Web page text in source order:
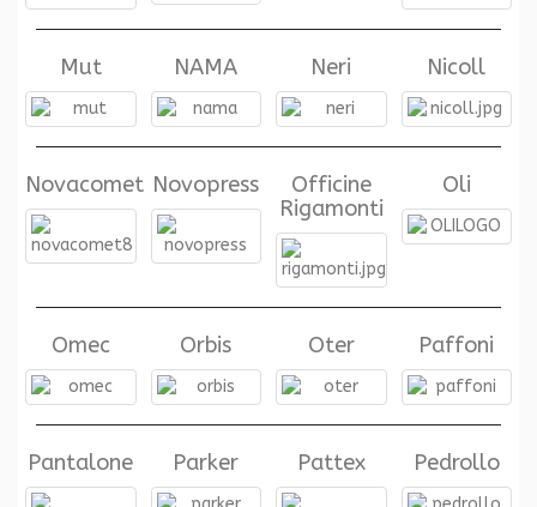
Mut NAMA Neri Nicoll
Novacomet Novopress
Officine
Rigamonti
Oli
Omec Orbis Oter Paffoni
Pantalone Parker Pattex Pedrollo